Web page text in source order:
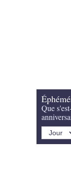
Que